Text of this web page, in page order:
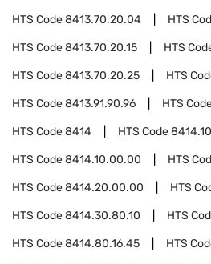
HTS Code8413.70.20.04 HTS
HTS Code8413.70.20.15 HTS
HTS Code8413.70.20.25 HTS
HTS Code8413.91.90.96 HTS
HTS Code8414 HTS Code8414.10
HTS Code8414.10.00.00 HTS
HTS Code8414.20.00.00 HTS
HTS Code8414.30.80.10 HTS
HTS Code8414.80.16.45 HTS